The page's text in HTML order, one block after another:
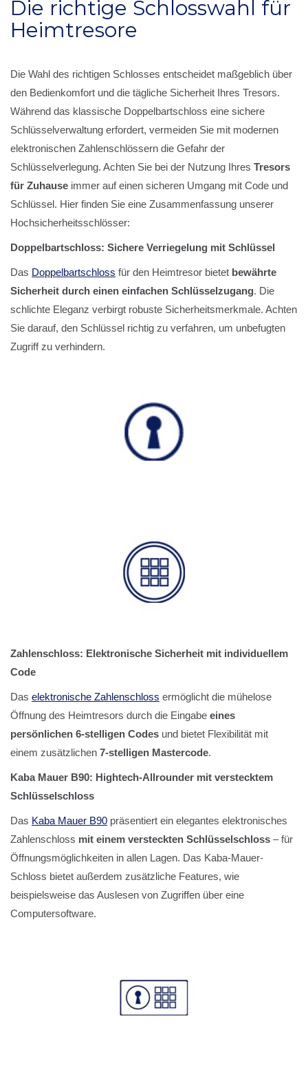
Die richtige Schlosswahl für
Heimtresore
Die Wahl des richtigen Schlosses entscheidet maßgeblich über
den Bedienkomfort und die tägliche Sicherheit Ihres Tresors.
Während das klassische Doppelbartschloss eine sichere
Schlüsselverwaltung erfordert, vermeiden Sie mit modernen
elektronischen Zahlenschlössern die Gefahr der
Schlüsselverlegung. Achten Sie bei der Nutzung Ihres Tresors
für Zuhause immer auf einen sicheren Umgang mit Code und
Schlüssel. Hier finden Sie eine Zusammenfassung unserer
Hochsicherheitsschlösser:
Doppelbartschloss: Sichere Verriegelung mit Schlüssel
Das Doppelbartschloss für den Heimtresor bietet bewährte
Sicherheit durch einen einfachen Schlüsselzugang. Die
schlichte Eleganz verbirgt robuste Sicherheitsmerkmale. Achten
Sie darauf, den Schlüssel richtig zu verfahren, um unbefugten
Zugriff zu verhindern.
Zahlenschloss: Elektronische Sicherheit mit individuellem
Code
Das elektronische Zahlenschloss ermöglicht die mühelose
Öffnung des Heimtresors durch die Eingabe eines
persönlichen 6-stelligen Codes und bietet Flexibilität mit
einem zusätzlichen 7-stelligen Mastercode.
Kaba Mauer B90: Hightech-Allrounder mit verstecktem
Schlüsselschloss
Das Kaba Mauer B90 präsentiert ein elegantes elektronisches
Zahlenschloss mit einem versteckten Schlüsselschloss – für
Öffnungsmöglichkeiten in allen Lagen. Das Kaba-Mauer-
Schloss bietet außerdem zusätzliche Features, wie
beispielsweise das Auslesen von Zugriffen über eine
Computersoftware.